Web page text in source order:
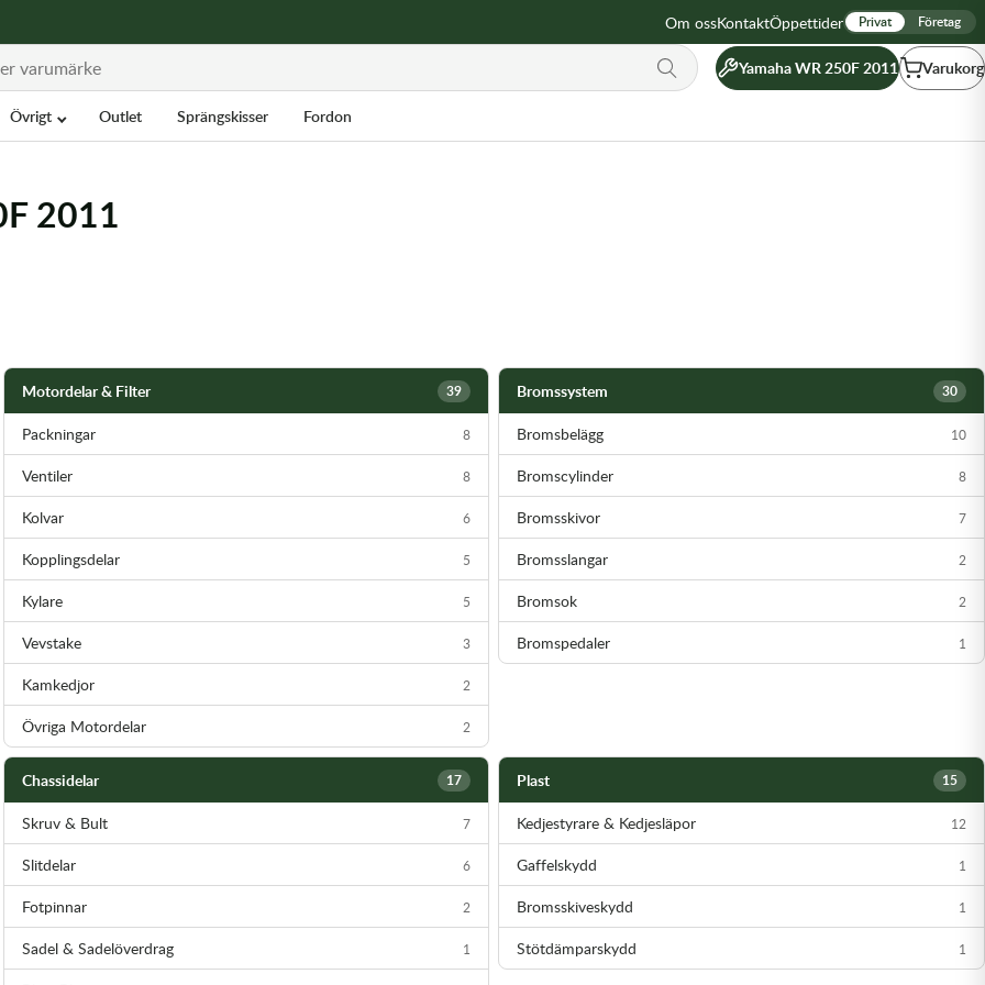
Om ossKontaktÖppettider Privat Företag
Yamaha WR 250F 2011 Varukorg
Övrigt Outlet Sprängskisser Fordon
2011
Motordelar & Filter 39
Packningar 8
Ventiler 8
Kolvar 6
Kopplingsdelar 5
Kylare 5
Vevstake 3
Kamkedjor 2
Övriga Motordelar 2
Bromssystem 30
Bromsbelägg 10
Bromscylinder 8
Bromsskivor 7
Bromsslangar 2
Bromsok 2
Bromspedaler 1
Chassidelar 17
Skruv & Bult 7
Slitdelar 6
Fotpinnar 2
Sadel & Sadelöverdrag 1
Plast 15
Kedjestyrare & Kedjesläpor 12
Gaffelskydd 1
Bromsskiveskydd 1
Stötdämparskydd 1